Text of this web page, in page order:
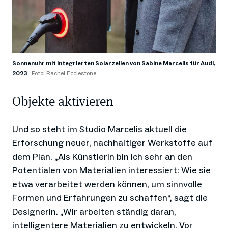
Sonnenuhr mit integrierten Solarzellen von Sabine Marcelis für Audi,
2023
Foto: Rachel Ecclestone
Objekte aktivieren
Und so steht im Studio Marcelis aktuell die
Erforschung neuer, nachhaltiger Werkstoffe auf
dem Plan. „Als Künstlerin bin ich sehr an den
Potentialen von Materialien interessiert: Wie sie
etwa verarbeitet werden können, um sinnvolle
Formen und Erfahrungen zu schaffen“, sagt die
Designerin. „Wir arbeiten ständig daran,
intelligentere Materialien zu entwickeln. Vor